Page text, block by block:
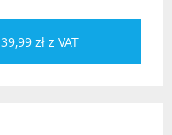
zł z VAT